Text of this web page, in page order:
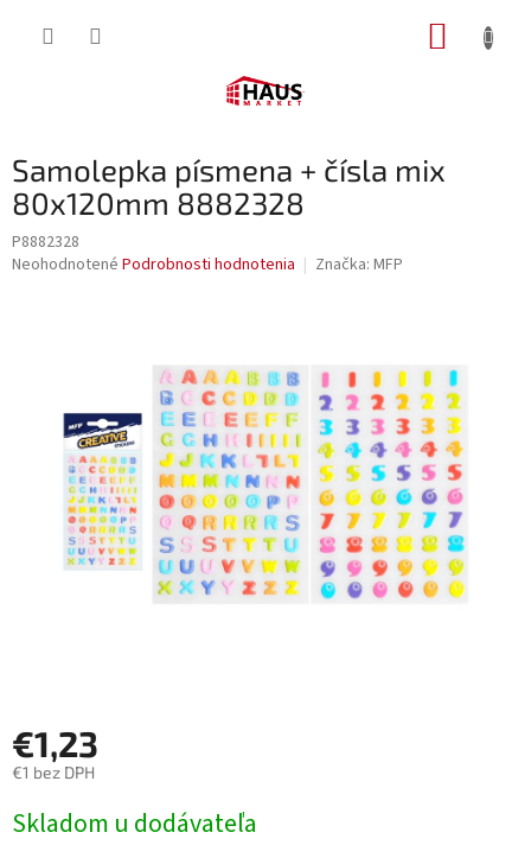
Samolepka písmena + čísla mix
80x120mm 8882328
P8882328
Priemerné
hviezdičiek.
Neohodnotené Podrobnosti hodnotenia Značka: MFP
€1,23
€1 bez DPH
cena:
Skladom u dodávateľa